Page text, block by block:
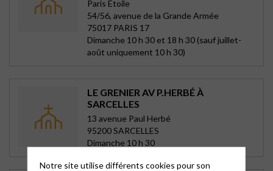
Paris Etoile
54/56, avenue de la Grande Armée
75017 PARIS 17
Dimanche 10 h 30 et 18 h 30 (sauf juillet-
août uniquement 10 h 30)
LE GRENIER AV P.HERBÉ À
SARCELLES
13 avenue Paul Herbé
95200 SARCELLES
Dimanche 10 h 30
Notre site utilise différents cookies pour son